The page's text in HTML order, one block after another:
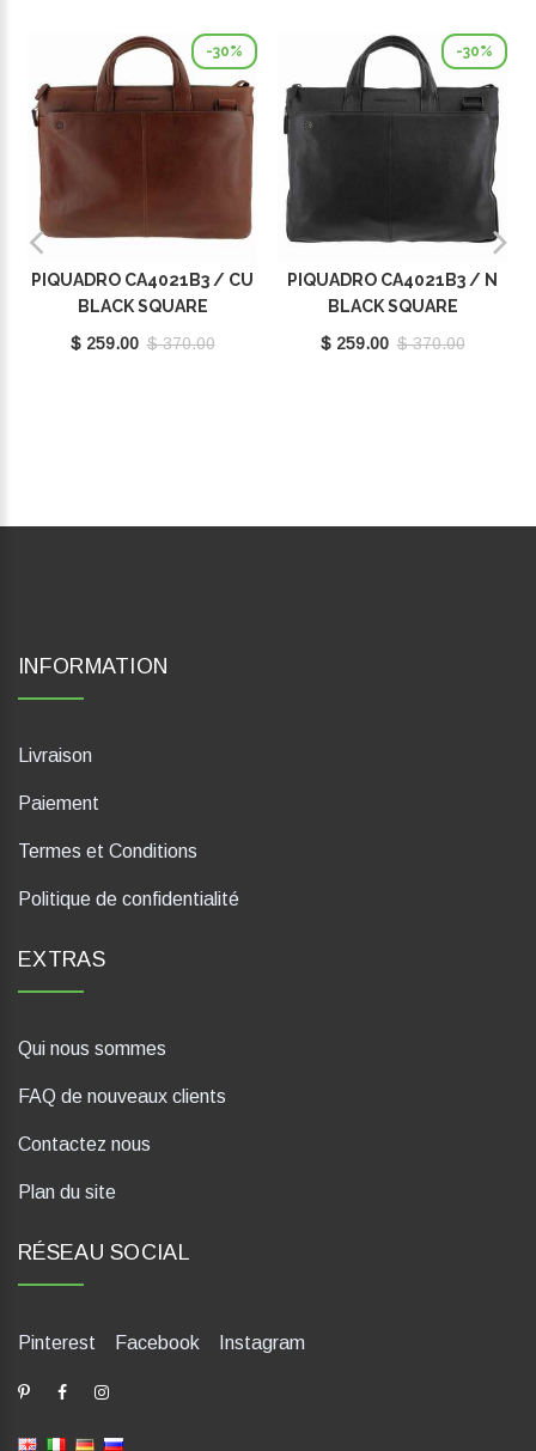
-30%
PIQUADRO CA4021B3 / CU
BLACK SQUARE
$ 259.00 $ 370.00
-30%
PIQUADRO CA4021B3 / N
BLACK SQUARE
$ 259.00 $ 370.00
INFORMATION
Livraison
Paiement
Termes et Conditions
Politique de confidentialité
EXTRAS
Qui nous sommes
FAQ de nouveaux clients
Contactez nous
Plan du site
RÉSEAU SOCIAL
Pinterest Facebook Instagram